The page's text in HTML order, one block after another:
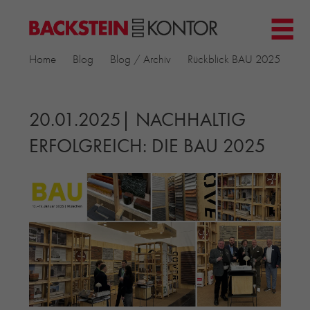
KIRCHEN
MEHRFAMILIENHÄUSER
MUSEEN
EINFAMILIENHÄUSER
ÖFFENTLICHE BAUTEN
BILDUNG & FORSCHUNG
PRODUKTE
▼
RIEMCHENKOLLEKTIONEN TONWERK
ALLGEMEINE RIEMCHENKOLLEKTIONEN
PETERSEN TEGL
Home Blog Blog / Archiv Rückblick BAU 2025
20.01.2025| NACHHALTIG
ERFOLGREICH: DIE BAU 2025